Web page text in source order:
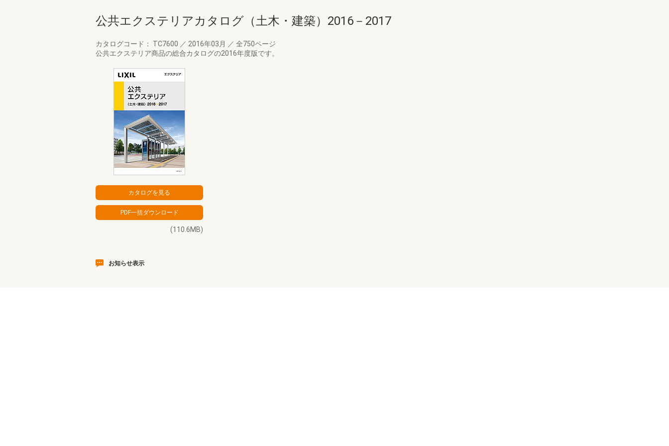
公共エクステリアカタログ（土木・建築）2016－2017
カタログコード： TC7600 ／ 2016年03月 ／ 全750ページ
公共エクステリア商品の総合カタログの2016年度版です。
(110.6MB)
お知らせ表示